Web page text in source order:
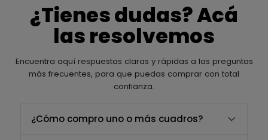
¿Tienes dudas? Acá
las resolvemos
Encuentra aquí respuestas claras y rápidas a las preguntas
más frecuentes, para que puedas comprar con total
confianza.
¿Cómo compro uno o más cuadros?